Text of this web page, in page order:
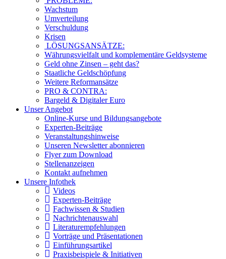
Wachstum
Umverteilung
Verschuldung
Krisen
LÖSUNGSANSÄTZE:
Währungsvielfalt und komplementäre Geldsysteme
Geld ohne Zinsen – geht das?
Staatliche Geldschöpfung
Weitere Reformansätze
PRO & CONTRA:
Bargeld & Digitaler Euro
Unser Angebot
Online-Kurse und Bildungsangebote
Experten-Beiträge
Veranstaltungshinweise
Unseren Newsletter abonnieren
Flyer zum Download
Stellenanzeigen
Kontakt aufnehmen
Unsere Infothek
Videos
Experten-Beiträge
Fachwissen & Studien
Nachrichtenauswahl
Literaturempfehlungen
Vorträge und Präsentationen
Einführungsartikel
Praxisbeispiele & Initiativen